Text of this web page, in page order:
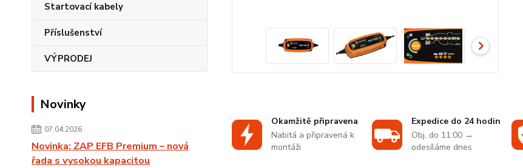
Startovací kabely
Příslušenství
VÝPRODEJ
Novinky
07.04.2026
Novinka: ZAP EFB Premium – nová
řada s vysokou kapacitou
Okamžitě připravena
Nabitá a připravená k
montáži
Expedice do 24 hodin
Obj. do 11:00 →
odesíláme dnes